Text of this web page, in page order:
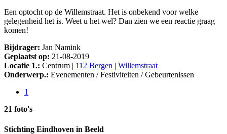
Een optocht op de Willemstraat. Het is onbekend voor welke
gelegenheid het is. Weet u het wel? Dan zien we een reactie graag
komen!
Bijdrager: Jan Namink
Geplaatst op: 21-08-2019
Locatie 1.: Centrum | 112 Bergen | Willemstraat
Onderwerp.: Evenementen / Festiviteiten / Gebeurtenissen
1
21 foto's
Stichting Eindhoven in Beeld